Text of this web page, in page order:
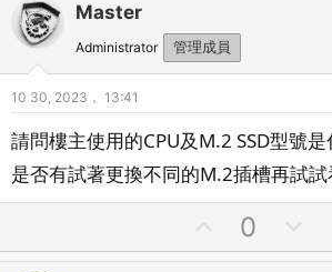
Master
Administrator 管理成員
10 30, 2023， 13:41
請問樓主使用的CPU及M.2 SSD型號是
是否有試著更換不同的M.2插槽再試試
p
0
o